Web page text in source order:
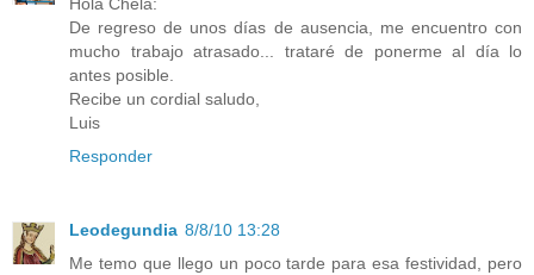
De regreso de unos días de ausencia, me encuentro con
mucho trabajo atrasado... trataré de ponerme al día lo
antes posible.
Recibe un cordial saludo,
Luis
Responder
Leodegundia 8/8/10 13:28
Me temo que llego un poco tarde para esa festividad, pero